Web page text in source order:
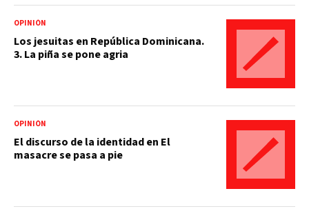
OPINIÓN
Los jesuitas en República Dominicana.
3. La piña se pone agria
OPINIÓN
El discurso de la identidad en El
masacre se pasa a pie